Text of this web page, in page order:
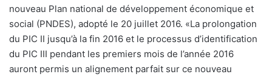
nouveau Plan national de développement économique et
social (PNDES), adopté le 20 juillet 2016. «La prolongation
du PIC II jusqu’à la fin 2016 et le processus d’identification
du PIC III pendant les premiers mois de l’année 2016
auront permis un alignement parfait sur ce nouveau